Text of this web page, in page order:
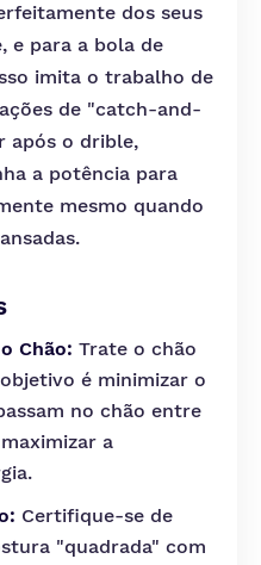
dos seus
e para a bola de
imita o trabalho de
de "catch-and-
após o drible,
a potência para
mesmo quando
Chão: Trate o chão
é minimizar o
no chão entre
a
Certifique-se de
"quadrada" com